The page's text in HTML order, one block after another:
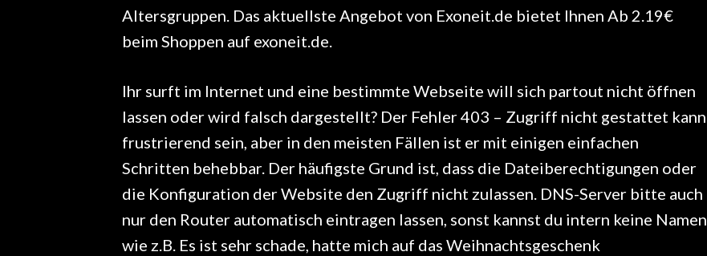
Altersgruppen. Das aktuellste Angebot von Exoneit.de bietet Ihnen Ab 2.19€
beim Shoppen auf exoneit.de.
Ihr surft im Internet und eine bestimmte Webseite will sich partout nicht öffnen
lassen oder wird falsch dargestellt? Der Fehler 403 – Zugriff nicht gestattet kann
frustrierend sein, aber in den meisten Fällen ist er mit einigen einfachen
Schritten behebbar. Der häufigste Grund ist, dass die Dateiberechtigungen oder
die Konfiguration der Website den Zugriff nicht zulassen. DNS-Server bitte auch
nur den Router automatisch eintragen lassen, sonst kannst du intern keine Namen
wie z.B. Es ist sehr schade, hatte mich auf das Weihnachtsgeschenk